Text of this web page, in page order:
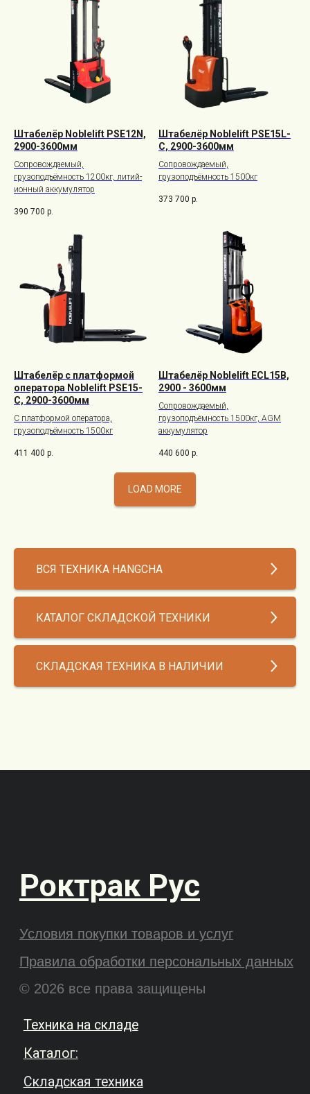
Штабелёр Noblelift PSE12N,
2900-3600мм
Сопровождаемый,
грузоподъёмность 1200кг, литий-
ионный аккумулятор
390 700 р.
Штабелёр Noblelift PSE15L-
C, 2900-3600мм
Сопровождаемый,
грузоподъёмность 1500кг
373 700 р.
Штабелёр с платформой
оператора Noblelift PSE15-
C, 2900-3600мм
С платформой оператора,
грузоподъёмность 1500кг
411 400 р.
Штабелёр Noblelift ECL15B,
2900 - 3600мм
Сопровождаемый,
грузоподъёмность 1500кг, AGM
аккумулятор
440 600 р.
LOAD MORE
ВСЯ ТЕХНИКА HANGCHA
КАТАЛОГ СКЛАДСКОЙ ТЕХНИКИ
СКЛАДСКАЯ ТЕХНИКА В НАЛИЧИИ